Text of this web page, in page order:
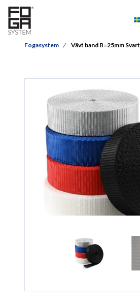
Fogasystem Vävt band B=25mm Svart